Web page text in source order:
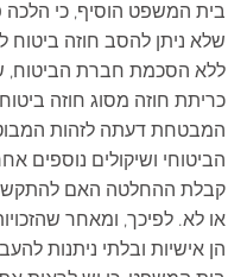
בית המשפט הוסיף, כי הלכה
שלא ניתן להסב חוזה
ללא הסכמת חברת הביטוח,
כריתת חוזה מסוג חוזה
המבטחת דעתה לזהות
הביטוחי ושיקולים נוספים
קבלת ההחלטה האם
או לא. לפיכך, ומאחר
הן אישיות ובלתי ניתנות